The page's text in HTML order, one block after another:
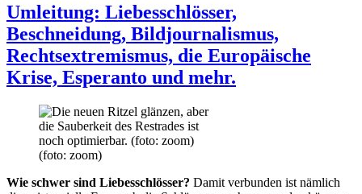
Umleitung: Liebesschlösser,
Beschneidung, Bildjournalismus,
Rechtsextremismus, die Europäische
Krise, Esperanto und mehr.
(foto: zoom)
Wie schwer sind Liebesschlösser? Damit verbunden ist nämlich